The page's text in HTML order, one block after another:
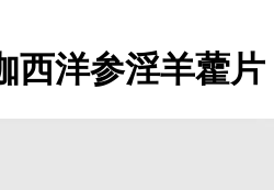
西洋参淫羊藿